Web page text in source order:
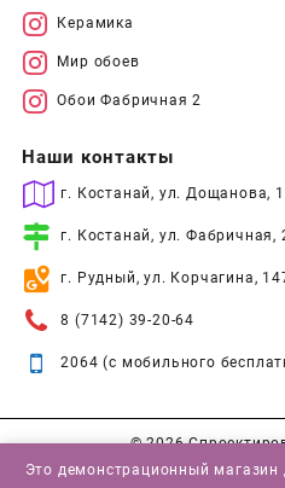
Керамика
Мир обоев
Обои Фабричная 2
Наши контакты
г. Костанай, ул. Дощанова,
г. Костанай, ул. Фабричная,
г. Рудный, ул. Корчагина,
8 (7142) 39-20-64
2064 (с мобильного
© 2026
Это демонстрационный магазин